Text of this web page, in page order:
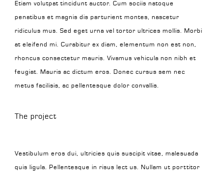
Etiam volutpat tincidunt auctor. Cum sociis natoque
penatibus et magnis dis parturient montes, nascetur
ridiculus mus. Sed eget urna vel tortor ultrices mollis. Morbi
at eleifend mi. Curabitur ex diam, elementum non est non,
rhoncus consectetur mauris. Vivamus vehicula non nibh et
feugiat. Mauris ac dictum eros. Donec cursus sem nec
metus facilisis, ac pellentesque dolor convallis.
The project
Vestibulum eros dui, ultricies quis suscipit vitae, malesuada
quis ligula. Pellentesque in risus lect us. Nullam ut porttitor